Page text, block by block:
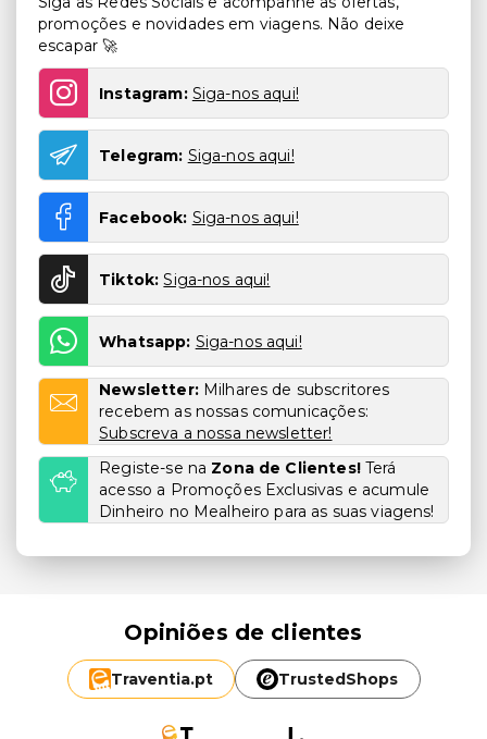
promoções e novidades em viagens. Não deixe
escapar 🚀
Instagram: Siga-nos aqui!
Telegram: Siga-nos aqui!
Facebook: Siga-nos aqui!
Tiktok: Siga-nos aqui!
Whatsapp: Siga-nos aqui!
Newsletter: Milhares de subscritores
recebem as nossas comunicações:
Subscreva a nossa newsletter!
Registe-se na Zona de Clientes!Terá
acesso a Promoções Exclusivas e acumule
Dinheiro no Mealheiro para as suas viagens!
Opiniões de clientes
Traventia.pt TrustedShops